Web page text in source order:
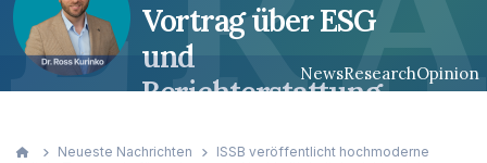
Vortrag über ESG
und
Berichterstattung
NewsResearchOpinion
Neueste Nachrichten
ISSB veröffentlicht hochmoderne